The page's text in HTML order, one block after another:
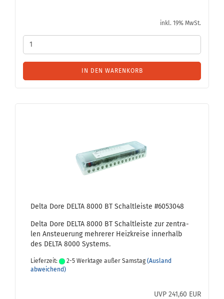
inkl. 19% MwSt.
IN DEN WARENKORB
Delta Dore DELTA 8000 BT Schalt­leis­te #6053048
Delta Dore DELTA 8000 BT Schalt­leis­te zur zen­tra­
len An­steue­rung meh­re­rer Heiz­krei­se in­ner­halb
des DELTA 8000 Sys­tems.
Lieferzeit: 2-5 Werktage außer Samstag (Ausland
abweichend)
UVP 241,60 EUR